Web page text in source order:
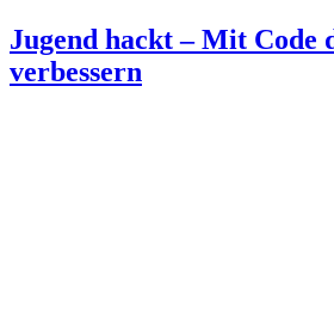
Jugend hackt – Mit Code
verbessern